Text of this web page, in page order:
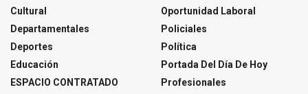
Cultural
Departamentales
Deportes
Educación
ESPACIO CONTRATADO
Oportunidad Laboral
Policiales
Política
Portada Del Día De Hoy
Profesionales